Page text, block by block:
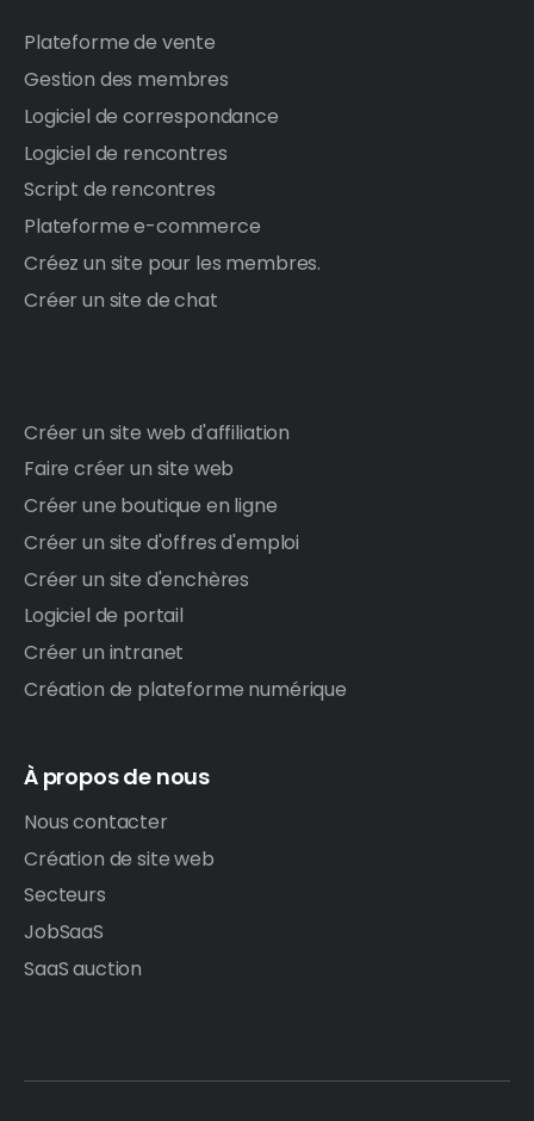
Plateforme de vente
Gestion des membres
Logiciel de correspondance
Logiciel de rencontres
Script de rencontres
Plateforme e-commerce
Créez un site pour les membres.
Créer un site de chat
Créer un site web d'affiliation
Faire créer un site web
Créer une boutique en ligne
Créer un site d'offres d'emploi
Créer un site d'enchères
Logiciel de portail
Créer un intranet
Création de plateforme numérique
À propos de nous
Nous contacter
Création de site web
Secteurs
JobSaaS
SaaS auction